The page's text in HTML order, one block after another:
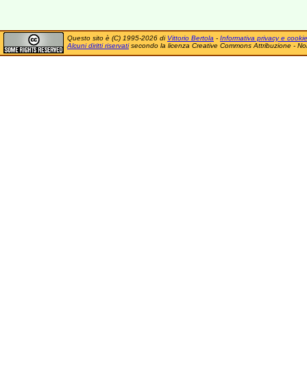
Questo sito è (C) 1995-2026 di Vittorio Bertola - Informativa privacy e cookie
Alcuni diritti riservatisecondo la licenza Creative Commons Attribuzione -